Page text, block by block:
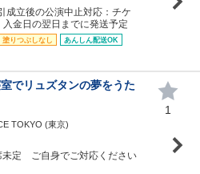
立後の公演中止対応：チケ
金日の翌日までに発送予定
塗りつぶしなし
あんしん配送OK
でリュズタンの夢をうた
TOKYO (東京)
未定 ご自身でご対応ください
1